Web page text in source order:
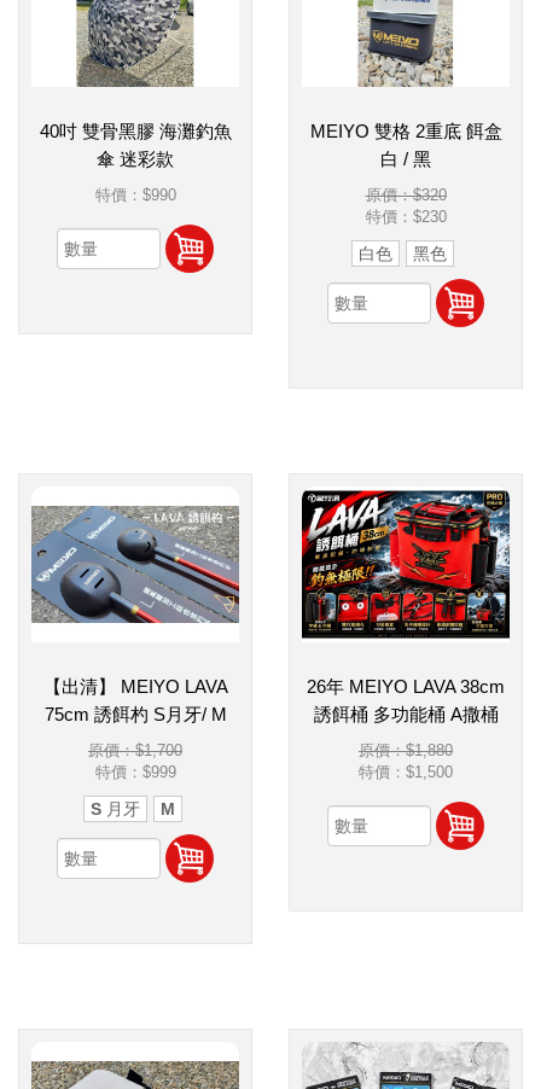
40吋 雙骨黑膠 海灘釣魚
傘 迷彩款
特價： $990
MEIYO 雙格 2重底 餌盒
白 / 黑
原價：$320
特價： $230
白色 黑色
【出清】 MEIYO LAVA
75cm 誘餌杓 S月牙/ M
原價：$1,700
特價： $999
S 月牙 M
26年 MEIYO LAVA 38cm
誘餌桶 多功能桶 A撒桶
原價：$1,880
特價： $1,500